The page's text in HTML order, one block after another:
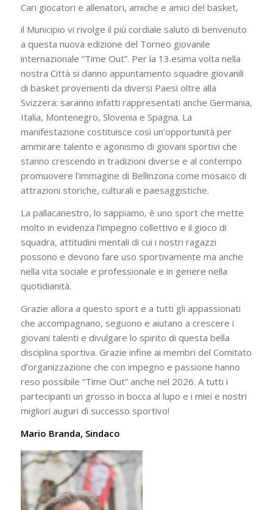
Cari giocatori e allenatori, amiche e amici del basket,
il Municipio vi rivolge il più cordiale saluto di benvenuto
a questa nuova edizione del Torneo giovanile
internazionale “Time Out”. Per la 13.esima volta nella
nostra Città si danno appuntamento squadre giovanili
di basket provenienti da diversi Paesi oltre alla
Svizzera: saranno infatti rappresentati anche Germania,
Italia, Montenegro, Slovenia e Spagna. La
manifestazione costituisce così un’opportunità per
ammirare talento e agonismo di giovani sportivi che
stanno crescendo in tradizioni diverse e al contempo
promuovere l’immagine di Bellinzona come mosaico di
attrazioni storiche, culturali e paesaggistiche.
La pallacanestro, lo sappiamo, è uno sport che mette
molto in evidenza l’impegno collettivo e il gioco di
squadra, attitudini mentali di cui i nostri ragazzi
possono e devono fare uso sportivamente ma anche
nella vita sociale e professionale e in genere nella
quotidianità.
Grazie allora a questo sport e a tutti gli appassionati
che accompagnano, seguono e aiutano a crescere i
giovani talenti e divulgare lo spirito di questa bella
disciplina sportiva. Grazie infine ai membri del Comitato
d’organizzazione che con impegno e passione hanno
reso possibile “Time Out” anche nel 2026. A tutti i
partecipanti un grosso in bocca al lupo e i miei e nostri
migliori auguri di successo sportivo!
Mario Branda, Sindaco